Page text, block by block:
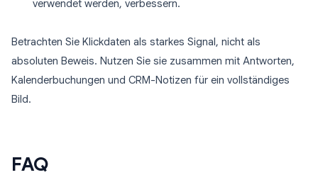
verwendet werden, verbessern.
Betrachten Sie Klickdaten als starkes Signal, nicht als
absoluten Beweis. Nutzen Sie sie zusammen mit Antworten,
Kalenderbuchungen und CRM-Notizen für ein vollständiges
Bild.
FAQ